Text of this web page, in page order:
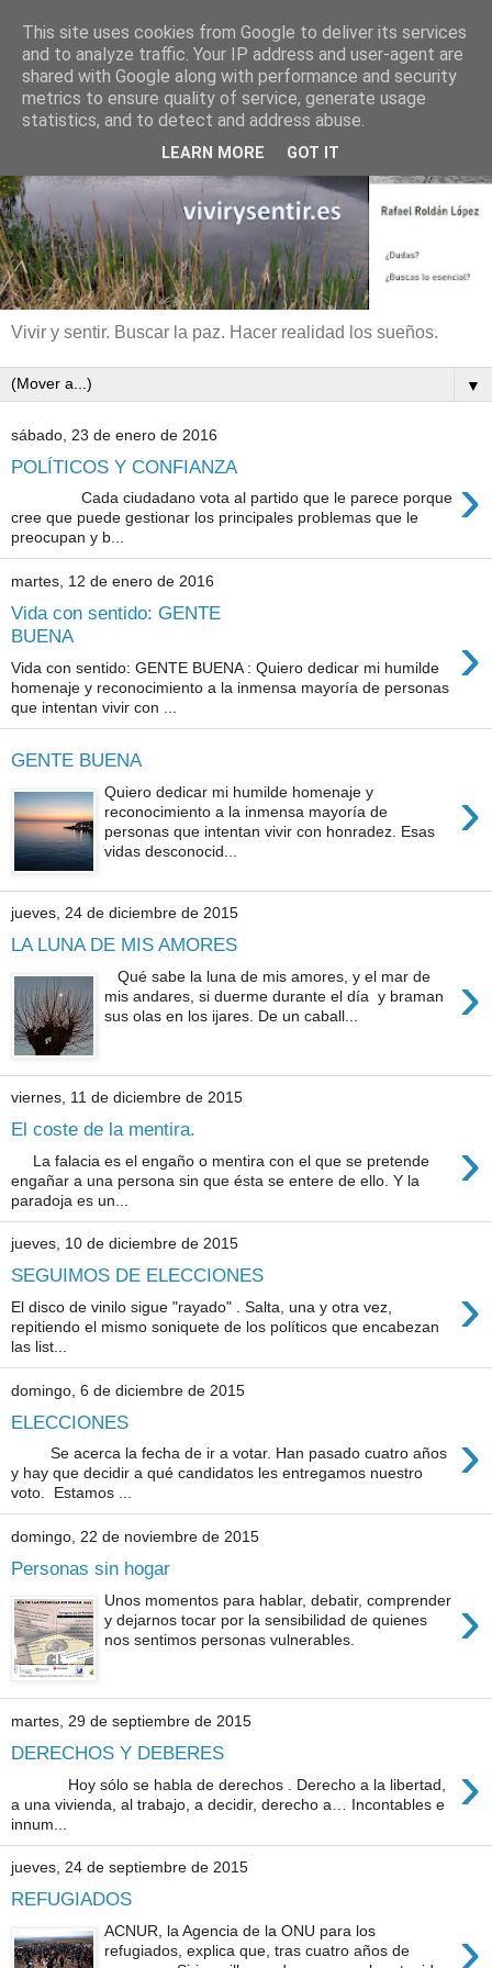
Vivir y sentir. Buscar la paz. Hacer realidad los sueños.
▼
sábado, 23 de enero de 2016
POLÍTICOS Y CONFIANZA ›
Cada ciudadano vota al partido que le parece porque
cree que puede gestionar los principales problemas que le
preocupan y b...
martes, 12 de enero de 2016
Vida con sentido: GENTE
BUENA
›
Vida con sentido: GENTE BUENA : Quiero dedicar mi humilde
homenaje y reconocimiento a la inmensa mayoría de personas
que intentan vivir con ...
GENTE BUENA
›
Quiero dedicar mi humilde homenaje y
reconocimiento a la inmensa mayoría de
personas que intentan vivir con honradez. Esas
vidas desconocid...
jueves, 24 de diciembre de 2015
LA LUNA DE MIS AMORES
›
Qué sabe la luna de mis amores, y el mar de
mis andares, si duerme durante el día y braman
sus olas en los ijares. De un caball...
viernes, 11 de diciembre de 2015
El coste de la mentira. ›
La falacia es el engaño o mentira con el que se pretende
engañar a una persona sin que ésta se entere de ello. Y la
paradoja es un...
jueves, 10 de diciembre de 2015
SEGUIMOS DE ELECCIONES ›
El disco de vinilo sigue "rayado" . Salta, una y otra vez,
repitiendo el mismo soniquete de los políticos que encabezan
las list...
domingo, 6 de diciembre de 2015
ELECCIONES ›
Se acerca la fecha de ir a votar. Han pasado cuatro años
y hay que decidir a qué candidatos les entregamos nuestro
voto. Estamos ...
domingo, 22 de noviembre de 2015
Personas sin hogar
›
Unos momentos para hablar, debatir, comprender
y dejarnos tocar por la sensibilidad de quienes
nos sentimos personas vulnerables.
martes, 29 de septiembre de 2015
DERECHOS Y DEBERES ›
Hoy sólo se habla de derechos . Derecho a la libertad,
a una vivienda, al trabajo, a decidir, derecho a… Incontables e
innum...
jueves, 24 de septiembre de 2015
REFUGIADOS
›
ACNUR, la Agencia de la ONU para los
refugiados, explica que, tras cuatro años de
This site uses cookies from Google to deliver its services
and to analyze traffic. Your IP address and user-agent are
shared with Google along with performance and security
metrics to ensure quality of service, generate usage
statistics, and to detect and address abuse.
LEARN MORE GOT IT